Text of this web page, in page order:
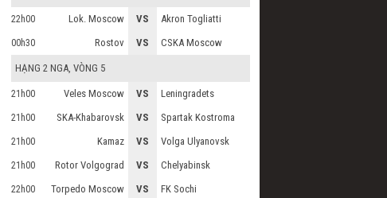
22h00 Lok. Moscow VS Akron Togliatti
00h30 Rostov VS CSKA Moscow
HẠNG 2 NGA, VÒNG 5
21h00 Veles Moscow VS Leningradets
21h00 SKA-Khabarovsk VS Spartak Kostroma
21h00 Kamaz VS Volga Ulyanovsk
21h00 Rotor Volgograd VS Chelyabinsk
22h00 Torpedo Moscow VS FK Sochi